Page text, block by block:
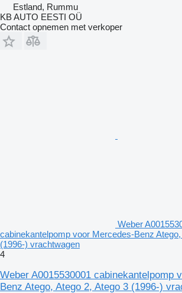
Estland, Rummu
KB AUTO EESTI OÜ
Contact opnemen met verkoper
Weber
cabinekantelpomp voor Mercedes-Benz
(1996-) vrachtwagen
4
Weber A0015530001 cabinekantelpomp
Benz Atego, Atego 2, Atego 3 (1996-)